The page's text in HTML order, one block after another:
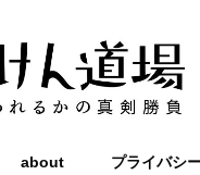
about プライバシ